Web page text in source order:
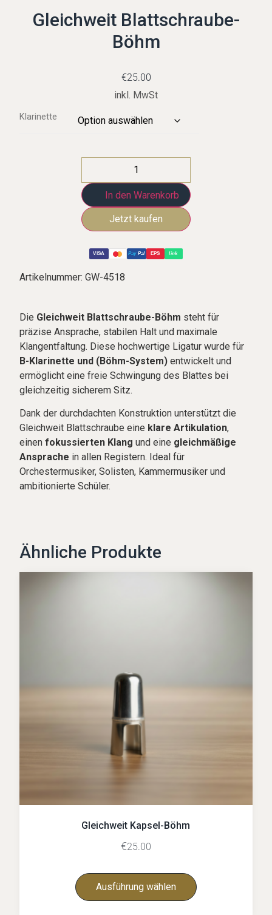
Gleichweit Blattschraube-
Böhm
€25.00
inkl. MwSt
Klarinette
In den Warenkorb
VISA Pay Pal EPS link
Artikelnummer:GW-4518
Die Gleichweit Blattschraube-Böhm steht für
präzise Ansprache, stabilen Halt und maximale
Klangentfaltung. Diese hochwertige Ligatur wurde für
B-Klarinette und (Böhm-System) entwickelt und
ermöglicht eine freie Schwingung des Blattes bei
gleichzeitig sicherem Sitz.
Dank der durchdachten Konstruktion unterstützt die
Gleichweit Blattschraube eine klare Artikulation,
einenfokussierten Klang und eine gleichmäßige
Ansprache in allen Registern. Ideal für
Orchestermusiker, Solisten, Kammermusiker und
ambitionierte Schüler.
Ähnliche Produkte
Gleichweit Kapsel-Böhm
€25.00
Ausführung wählen